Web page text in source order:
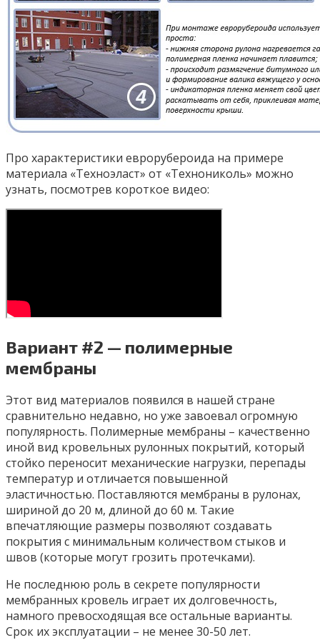
Про характеристики еврорубероида на примере
материала «Техноэласт» от «Технониколь» можно
узнать, посмотрев короткое видео:
Вариант #2 — полимерные
мембраны
Этот вид материалов появился в нашей стране
сравнительно недавно, но уже завоевал огромную
популярность. Полимерные мембраны – качественно
иной вид кровельных рулонных покрытий, который
стойко переносит механические нагрузки, перепады
температур и отличается повышенной
эластичностью. Поставляются мембраны в рулонах,
шириной до 20 м, длиной до 60 м. Такие
впечатляющие размеры позволяют создавать
покрытия с минимальным количеством стыков и
швов (которые могут грозить протечками).
Не последнюю роль в секрете популярности
мембранных кровель играет их долговечность,
намного превосходящая все остальные варианты.
Срок их эксплуатации – не менее 30-50 лет.